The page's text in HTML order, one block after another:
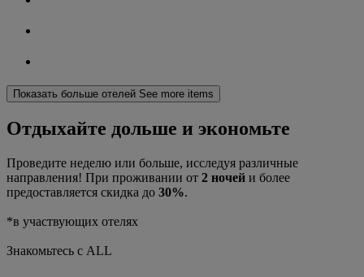
Показать больше отелей See more items
Отдыхайте дольше и экономьте
Проведите неделю или больше, исследуя различные
направления! При проживании от 2 ночей и более
предоставляется скидка до 30%.
*в участвующих отелях
Знакомьтесь с ALL